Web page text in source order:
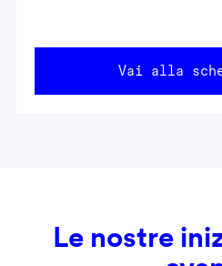
Vai alla
Le nostre